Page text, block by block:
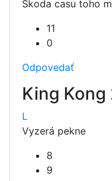
Skoda casu toho
11
0
Odpovedať
King Kong
L
Vyzerá pekne
8
9